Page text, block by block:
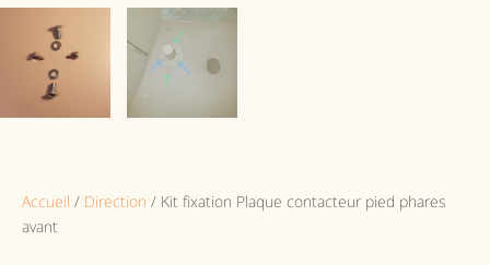
Accueil / Direction / Kit fixation Plaque contacteur pied phares
avant